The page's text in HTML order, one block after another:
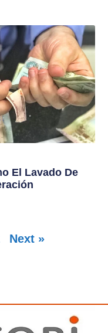
El Lavado De
Next »